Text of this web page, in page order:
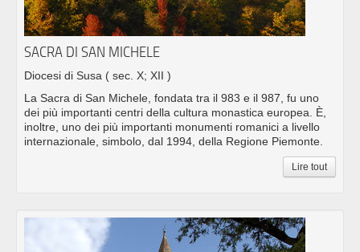
SACRA DI SAN MICHELE
Diocesi di Susa ( sec. X; XII )
La Sacra di San Michele, fondata tra il 983 e il 987, fu uno
dei più importanti centri della cultura monastica europea. È,
inoltre, uno dei più importanti monumenti romanici a livello
internazionale, simbolo, dal 1994, della Regione Piemonte.
Lire tout